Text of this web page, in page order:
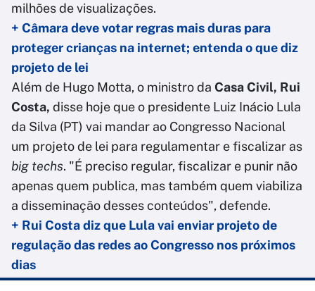
milhões de visualizações.
+ Câmara deve votar regras mais duras para
proteger crianças na internet; entenda o que diz
projeto de lei
Além de Hugo Motta, o ministro da Casa Civil, Rui
Costa, disse hoje que o presidente Luiz Inácio Lula
da Silva (PT) vai mandar ao Congresso Nacional
um projeto de lei para regulamentar e fiscalizar as
big techs. "É preciso regular, fiscalizar e punir não
apenas quem publica, mas também quem viabiliza
a disseminação desses conteúdos", defende.
+ Rui Costa diz que Lula vai enviar projeto de
regulação das redes ao Congresso nos próximos
dias